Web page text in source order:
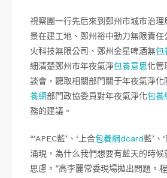
視察團一行先后來到鄭州市城市治理
景在建工地、鄭州裕中動力無限責任
火科技無限公司、鄭州金星啤酒無包
細清楚鄭州市年夜氣淨包養意思化管
談會，聽取相關部門關于年夜氣淨化
養網部門政協委員對年夜氣淨化包養
務的建議。
“‘APEC藍’、‘上合包養網dcard藍’、
涌現，為什么我們想要有藍天的時候
思慮。”高李麗常委現場拋出問題。